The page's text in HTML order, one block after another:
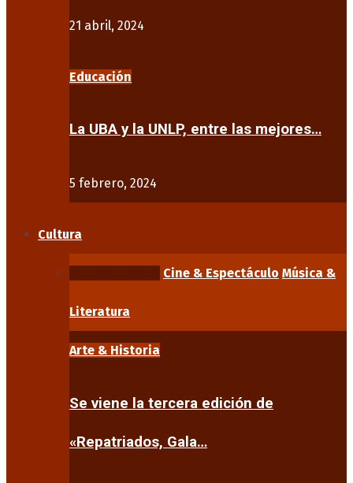
21 abril, 2024
Educación
La UBA y la UNLP, entre las mejores…
5 febrero, 2024
Cultura
Cine & Espectáculo Música &
Literatura
Arte & Historia
Se viene la tercera edición de
«Repatriados, Gala…